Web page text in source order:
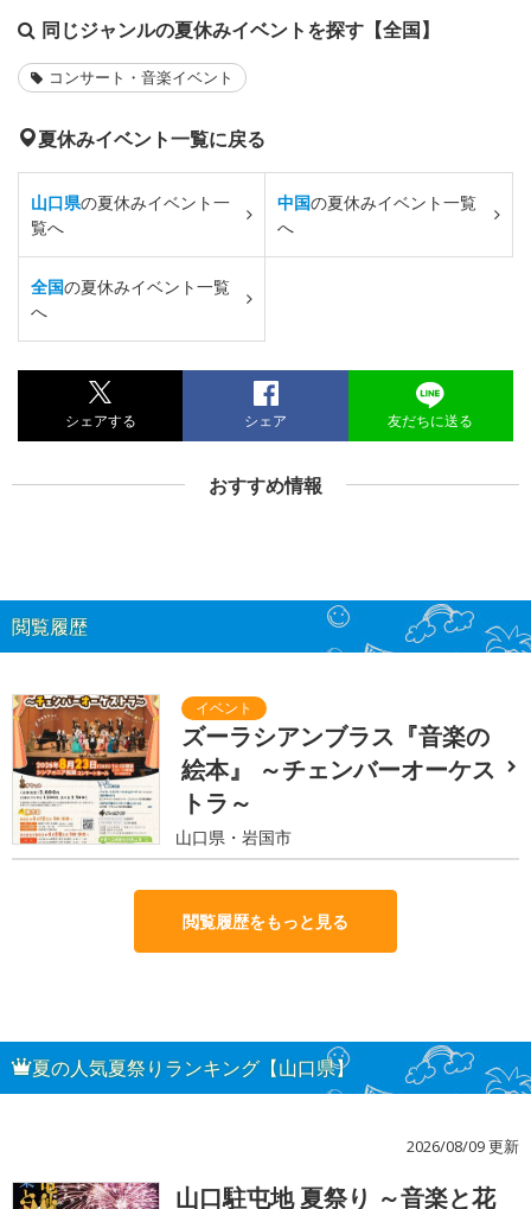
同じジャンルの夏休みイベントを探す【全国】
コンサート・音楽イベント
夏休みイベント一覧に戻る
山口県の夏休みイベント一
覧へ
中国の夏休みイベント一覧
へ
全国の夏休みイベント一覧
へ
シェアする シェア 友だちに送る
おすすめ情報
閲覧履歴
ズーラシアンブラス『音楽の
絵本』 ～チェンバーオーケス
トラ～
山口県・岩国市
閲覧履歴をもっと見る
夏の人気夏祭りランキング【山口県】
2026/08/09 更新
山口駐屯地 夏祭り ～音楽と花